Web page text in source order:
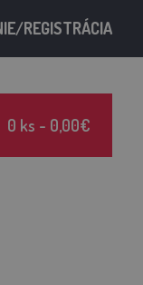
REGISTRÁCIA
0 ks - 0,00€